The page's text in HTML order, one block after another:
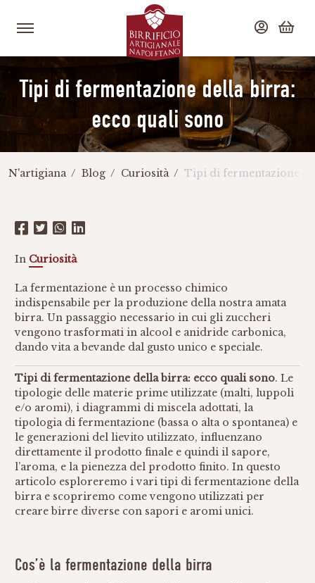
Tipi di fermentazione della birra:
ecco quali sono
N'artigiana Blog Curiosità Tipi di fermentazione
In Curiosità
La fermentazione è un processo chimico
indispensabile per la produzione della nostra amata
birra. Un passaggio necessario in cui gli zuccheri
vengono trasformati in alcool e anidride carbonica,
dando vita a bevande dal gusto unico e speciale.
Tipi di fermentazione della birra: ecco quali sono. Le
tipologie delle materie prime utilizzate (malti, luppoli
e/o aromi), i diagrammi di miscela adottati, la
tipologia di fermentazione (bassa o alta o spontanea) e
le generazioni del lievito utilizzato, influenzano
direttamente il prodotto finale e quindi il sapore,
l’aroma, e la pienezza del prodotto finito. In questo
articolo esploreremo i vari tipi di fermentazione della
birra e scopriremo come vengono utilizzati per
creare birre diverse con sapori e aromi unici.
Cos’è la fermentazione della birra